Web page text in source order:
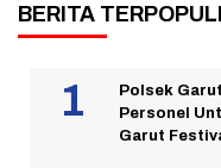
BERITA
Polsek
Personel
Garut